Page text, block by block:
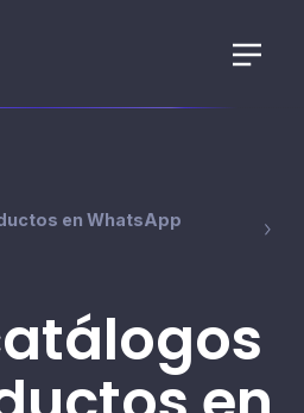
en WhatsApp